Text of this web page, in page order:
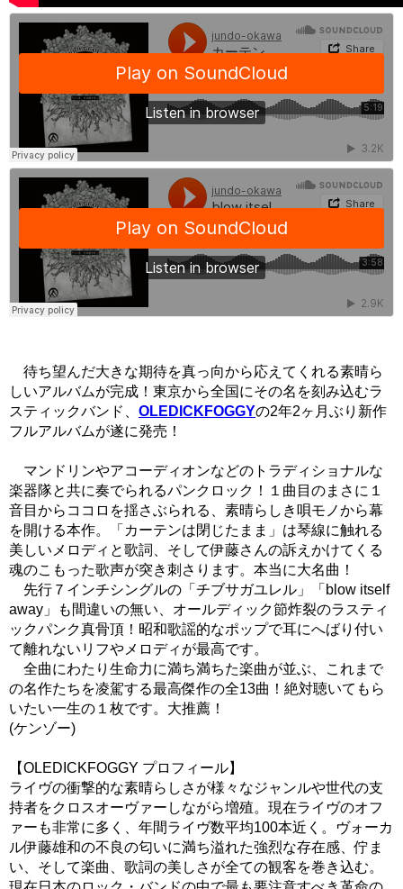
待ち望んだ大きな期待を真っ向から応えてくれる素晴ら
しいアルバムが完成！東京から全国にその名を刻み込むラ
スティックバンド、 OLEDICKFOGGYの2年2ヶ月ぶり新作
フルアルバムが遂に発売！
マンドリンやアコーディオンなどのトラディショナルな
楽器隊と共に奏でられるパンクロック！１曲目のまさに１
音目からココロを揺さぶられる、素晴らしき唄モノから幕
を開ける本作。「カーテンは閉じたまま」は琴線に触れる
美しいメロディと歌詞、そして伊藤さんの訴えかけてくる
魂のこもった歌声が突き刺さります。本当に大名曲！
先行７インチシングルの「チブサガユレル」「blow itself
away」も間違いの無い、オールディック節炸裂のラスティ
ックパンク真骨頂！昭和歌謡的なポップで耳にへばり付い
て離れないリフやメロディが最高です。
全曲にわたり生命力に満ち満ちた楽曲が並ぶ、これまで
の名作たちを凌駕する最高傑作の全13曲！絶対聴いてもら
いたい一生の１枚です。大推薦！
(ケンゾー)
【OLEDICKFOGGY プロフィール】
ライヴの衝撃的な素晴らしさが様々なジャンルや世代の支
持者をクロスオーヴァーしながら増殖。現在ライヴのオフ
ァーも非常に多く、年間ライヴ数平均100本近く。ヴォーカ
ル伊藤雄和の不良の匂いに満ち溢れた強烈な存在感、佇ま
い、そして楽曲、歌詞の美しさが全ての観客を巻き込む。